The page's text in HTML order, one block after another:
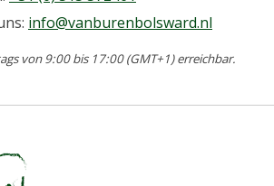
info@vanburenbolsward.nl
von 9:00 bis 17:00 (GMT+1) erreichbar.